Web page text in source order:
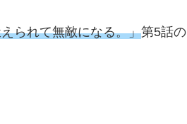
られて無敵になる。」第5話の